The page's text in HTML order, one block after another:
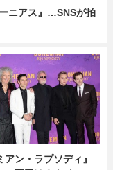
ニアス』…SNSが拍
アン・ラプソディ』